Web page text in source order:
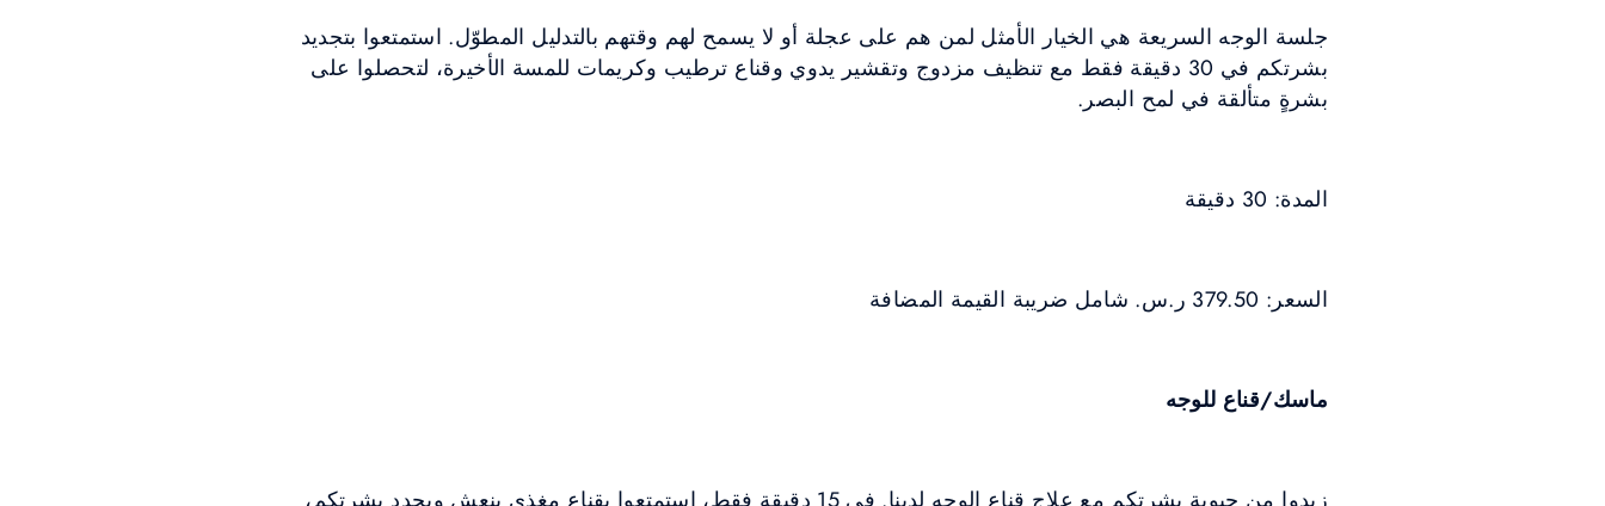
جلسة الوجه السريعة هي الخيار الأمثل لمن هم على عجلة أو لا يسمح لهم وقتهم بالتدليل المطوّل. استمتعوا بتجديد
بشرتكم في 30 دقيقة فقط مع تنظيف مزدوج وتقشير يدوي وقناع ترطيب وكريمات للمسة الأخيرة، لتحصلوا على
بشرةٍ متألقة في لمح البصر.
المدة: 30 دقيقة
السعر: 379.50 ر.س. شامل ضريبة القيمة المضافة
ماسك/قناع للوجه